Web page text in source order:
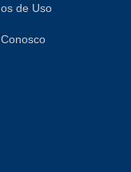
de Uso